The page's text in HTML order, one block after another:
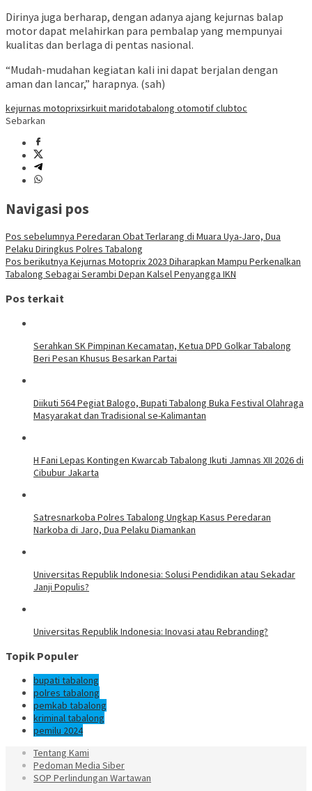
Dirinya juga berharap, dengan adanya ajang kejurnas balap
motor dapat melahirkan para pembalap yang mempunyai
kualitas dan berlaga di pentas nasional.
“Mudah-mudahan kegiatan kali ini dapat berjalan dengan
aman dan lancar,” harapnya. (sah)
kejurnas motoprixsirkuit maridotabalong otomotif clubtoc
Sebarkan
Navigasi pos
Pos sebelumnya Peredaran Obat Terlarang di Muara Uya-Jaro, Dua
Pelaku Diringkus Polres Tabalong
Pos berikutnya Kejurnas Motoprix 2023 Diharapkan Mampu Perkenalkan
Tabalong Sebagai Serambi Depan Kalsel Penyangga IKN
Pos terkait
Serahkan SK Pimpinan Kecamatan, Ketua DPD Golkar Tabalong
Beri Pesan Khusus Besarkan Partai
Diikuti 564 Pegiat Balogo, Bupati Tabalong Buka Festival Olahraga
Masyarakat dan Tradisional se-Kalimantan
H Fani Lepas Kontingen Kwarcab Tabalong Ikuti Jamnas XII 2026 di
Cibubur Jakarta
Satresnarkoba Polres Tabalong Ungkap Kasus Peredaran
Narkoba di Jaro, Dua Pelaku Diamankan
Universitas Republik Indonesia: Solusi Pendidikan atau Sekadar
Janji Populis?
Universitas Republik Indonesia: Inovasi atau Rebranding?
Topik Populer
bupati tabalong
polres tabalong
pemkab tabalong
kriminal tabalong
pemilu 2024
Tentang Kami
Pedoman Media Siber
SOP Perlindungan Wartawan